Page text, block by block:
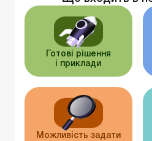
Готові рішення
і приклади
Можливість задати